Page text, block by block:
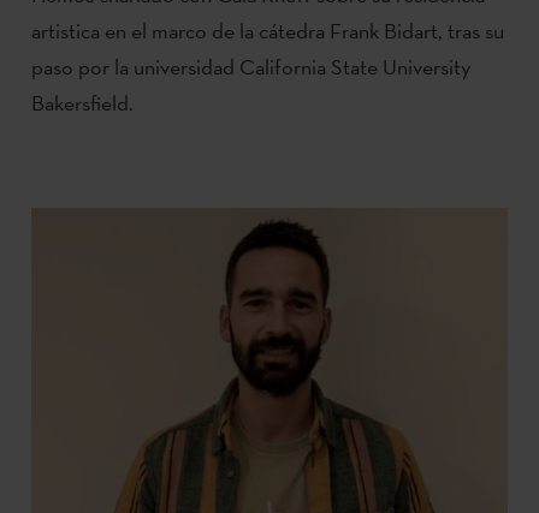
artistica en el marco de la cátedra Frank Bidart, tras su
paso por la universidad California State University
Bakersfield.